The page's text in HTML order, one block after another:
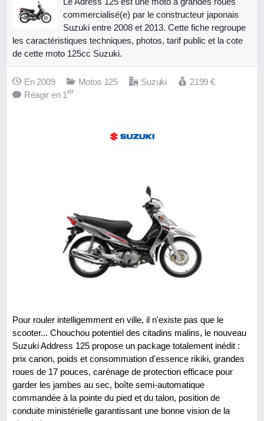
commercialisé(e) par le constructeur japonais
Suzuki entre 2008 et 2013. Cette fiche regroupe
les caractéristiques techniques, photos, tarif public et la cote
de cette moto 125cc Suzuki.
En 2009 Motos 125 Suzuki 2199 €
Réagir en 1er
Pour rouler intelligemment en ville, il n'existe pas que le
scooter... Chouchou potentiel des citadins malins, le nouveau
Suzuki Address 125 propose un package totalement inédit :
prix canon, poids et consommation d'essence rikiki, grandes
roues de 17 pouces, carénage de protection efficace pour
garder les jambes au sec, boîte semi-automatique
commandée à la pointe du pied et du talon, position de
conduite ministérielle garantissant une bonne vision de la